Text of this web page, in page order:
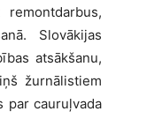
Slovākijas
atsākšanu,
žurnālistiem
par cauruļvada